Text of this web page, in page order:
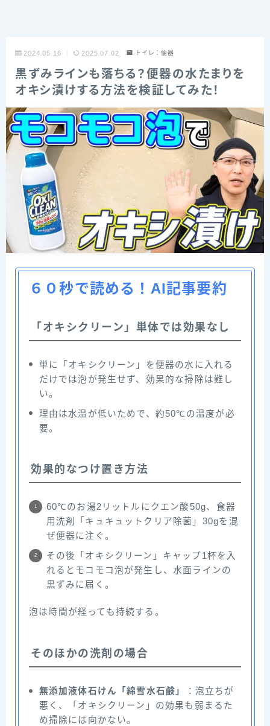
2024.05.16 2025.07.02 トイレ：便器
黒ずみラインも落ちる？便器の水たまりを
オキシ漬けする方法を検証してみた！
６０秒で読める！AI記事要約
「オキシクリーン」単体では効果なし
単に「オキシクリーン」を便器の水に入れる
だけでは泡が発生せず、効果的な掃除は難し
い。
理由は水温が低いためで、約50℃の温度が必
要。
効果的なつけ置き方法
60℃のお湯2リットルにクエン酸50g、食器
用洗剤「キュキュットクリア除菌」30gを混
ぜ便器に注ぐ。
その後「オキシクリーン」キャップ1杯を入
れるとモコモコ泡が発生し、水面ラインの
黒ずみに届く。
泡は時間が経っても持続する。
そのほかの洗剤の場合
無添加液体石けん「綿雪水石鹸」
：泡立ちが
悪く、「オキシクリーン」の効果も弱まるた
め掃除には向かない。